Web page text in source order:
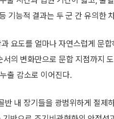
기능적 결과는 두 군 간 유의한
요도를 얼마나 자연스럽게 문합
의 변화만으로 문합 지점까지
출 감소로 이어진다.
내 장기들을 광범위하게 절제